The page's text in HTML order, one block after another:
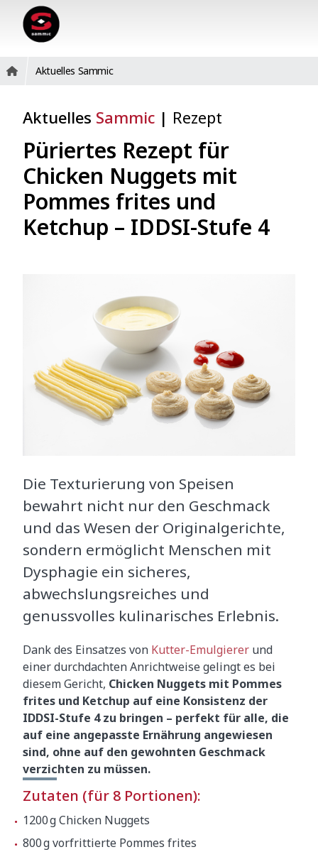
Aktuelles Sammic
Aktuelles Sammic | Rezept
Püriertes Rezept für
Chicken Nuggets mit
Pommes frites und
Ketchup – IDDSI-Stufe 4
Die Texturierung von Speisen
bewahrt nicht nur den Geschmack
und das Wesen der Originalgerichte,
sondern ermöglicht Menschen mit
Dysphagie ein sicheres,
abwechslungsreiches und
genussvolles kulinarisches Erlebnis.
Dank des Einsatzes von Kutter-Emulgierer und
einer durchdachten Anrichtweise gelingt es bei
diesem Gericht, Chicken Nuggets mit Pommes
frites und Ketchup auf eine Konsistenz der
IDDSI-Stufe 4 zu bringen – perfekt für alle, die
auf eine angepasste Ernährung angewiesen
sind, ohne auf den gewohnten Geschmack
verzichten zu müssen.
Zutaten (für 8 Portionen):
1200 g Chicken Nuggets
800 g vorfrittierte Pommes frites